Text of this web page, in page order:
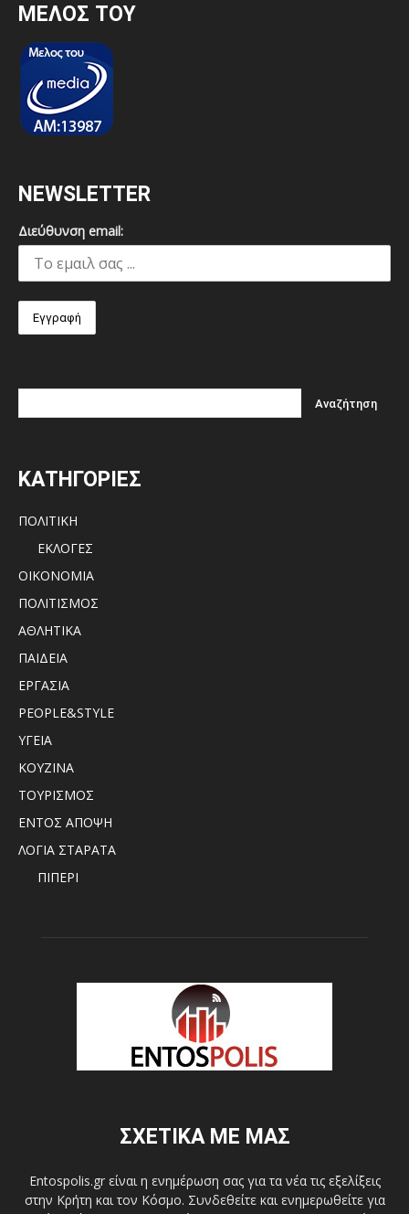
MEΛΟΣ ΤΟΥ
NEWSLETTER
Διεύθυνση email:
ΚΑΤΗΓΟΡΙΕΣ
ΠΟΛΙΤΙΚΗ
ΕΚΛΟΓΕΣ
ΟΙΚΟΝΟΜΙΑ
ΠΟΛΙΤΙΣΜΟΣ
ΑΘΛΗΤΙΚΑ
ΠΑΙΔΕΙΑ
ΕΡΓΑΣΙΑ
PEOPLE&STYLE
ΥΓΕΙΑ
ΚΟΥΖΙΝΑ
ΤΟΥΡΙΣΜΟΣ
ΕΝΤΟΣ ΑΠΟΨΗ
ΛΟΓΙΑ ΣΤΑΡΑΤΑ
ΠΙΠΕΡΙ
ΣΧΕΤΙΚΑ ΜΕ ΜΑΣ
Entospolis.gr είναι η ενημέρωση σας για τα νέα τις εξελίξεις
στην Κρήτη και τον Κόσμο. Συνδεθείτε και ενημερωθείτε για